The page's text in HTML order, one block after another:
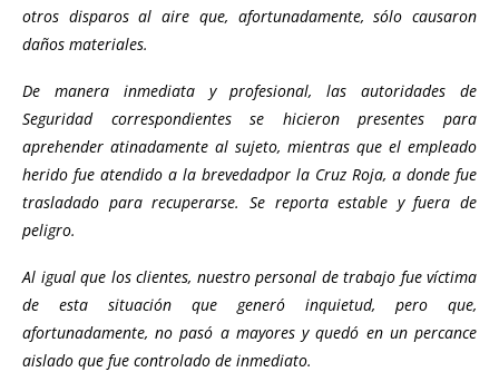
otros disparos al aire que, afortunadamente, sólo causaron
daños materiales.
De manera inmediata y profesional, las autoridades de
Seguridad correspondientes se hicieron presentes para
aprehender atinadamente al sujeto, mientras que el empleado
herido fue atendido a la brevedadpor la Cruz Roja, a donde fue
trasladado para recuperarse. Se reporta estable y fuera de
peligro.
Al igual que los clientes, nuestro personal de trabajo fue víctima
de esta situación que generó inquietud, pero que,
afortunadamente, no pasó a mayores y quedó en un percance
aislado que fue controlado de inmediato.